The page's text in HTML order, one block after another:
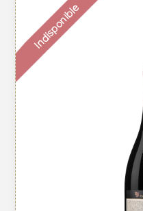
Indisponible